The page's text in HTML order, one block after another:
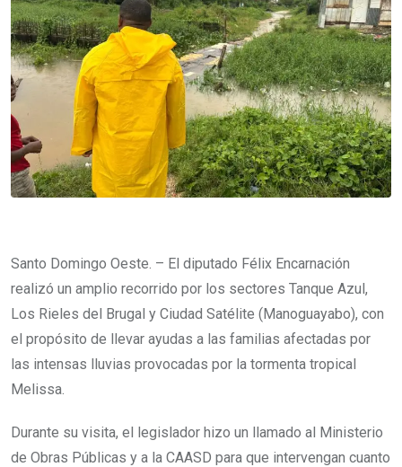
Santo Domingo Oeste. – El diputado Félix Encarnación
realizó un amplio recorrido por los sectores Tanque Azul,
Los Rieles del Brugal y Ciudad Satélite (Manoguayabo), con
el propósito de llevar ayudas a las familias afectadas por
las intensas lluvias provocadas por la tormenta tropical
Melissa.
Durante su visita, el legislador hizo un llamado al Ministerio
de Obras Públicas y a la CAASD para que intervengan cuanto